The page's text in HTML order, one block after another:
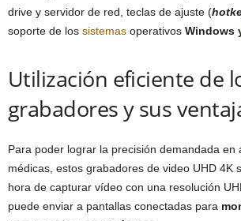
drive y servidor de red, teclas de ajuste (
soporte de los sistemas operativos Windows
Utilización eficiente de
grabadores y sus
Para poder lograr la precisión demandada en
médicas, estos grabadores de video UHD 4K
hora de capturar vídeo con una resolución
puede enviar a pantallas conectadas para